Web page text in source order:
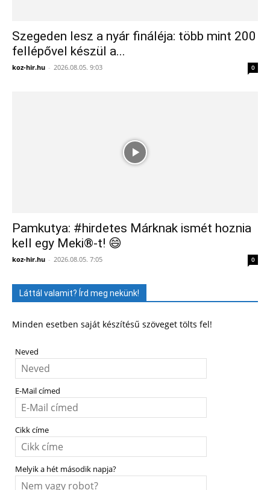
Szegeden lesz a nyár fináléja: több mint 200
fellépővel készül a...
koz-hir.hu - 2026.08.05. 9:03 0
Pamkutya: #hirdetes Márknak ismét hoznia
kell egy Meki®-t! 😄
koz-hir.hu - 2026.08.05. 7:05 0
Láttál valamit? Írd meg nekünk!
Minden esetben saját készítésű szöveget tölts fel!
Neved
E-Mail címed
Cikk címe
Melyik a hét második napja?